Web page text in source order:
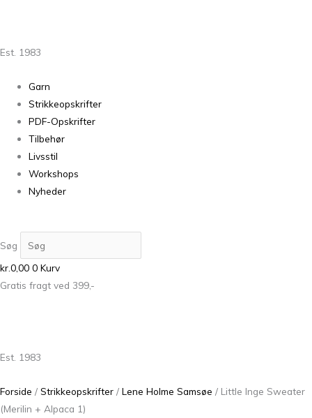
Est. 1983
Garn
Strikkeopskrifter
PDF-Opskrifter
Tilbehør
Livsstil
Workshops
Nyheder
Søg
kr.0,00 0 Kurv
Gratis fragt ved 399,-
Est. 1983
Forside / Strikkeopskrifter / Lene Holme Samsøe / Little Inge Sweater
(Merilin + Alpaca 1)